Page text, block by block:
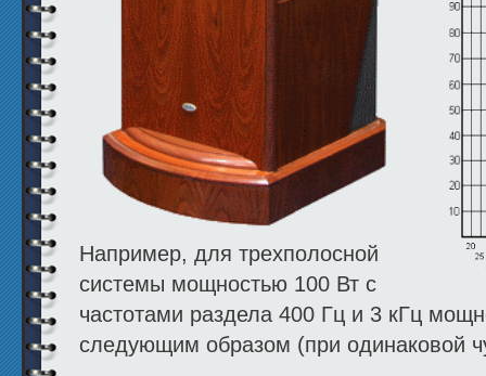
Например, для трехполосной
системы мощностью 100 Вт с
частотами раздела 400 Гц и 3 кГц
следующим образом (при одинаковой